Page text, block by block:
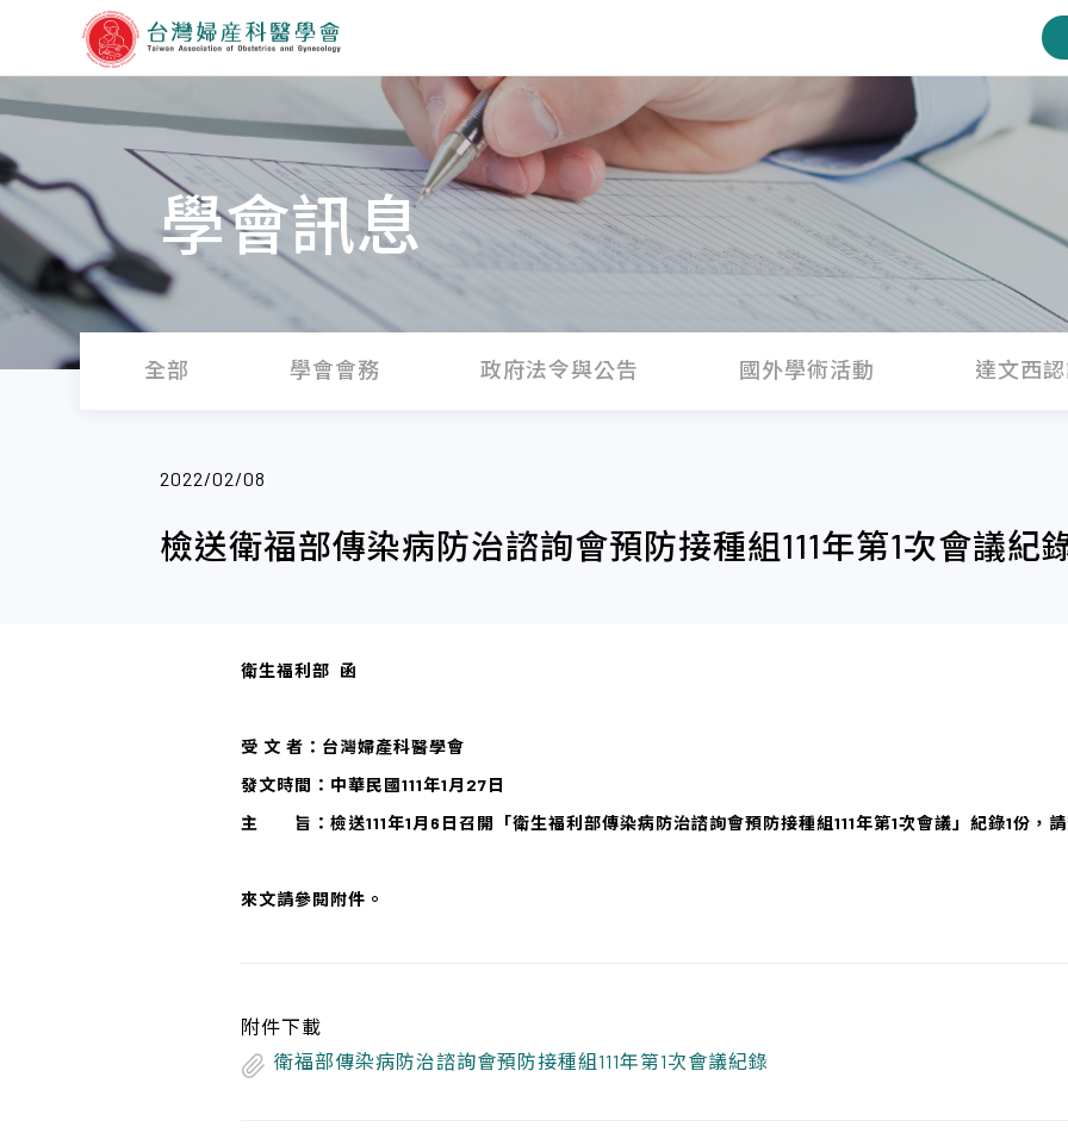
學會訊息
全部 學會會務 政府法令與公告 國外學術活動 達文西
2022/02/08
檢送衛福部傳染病防治諮詢會預防接種組111年第1次會議紀
衛生福利部 函
受 文 者：台灣婦產科醫學會
發文時間：中華民國111年1月27日
主 旨：檢送111年1月6日召開「衛生福利部傳染病防治諮詢會預防接種組111年第1次會議」紀錄1份，請
來文請參閱附件。
附件下載
衛福部傳染病防治諮詢會預防接種組111年第1次會議紀錄